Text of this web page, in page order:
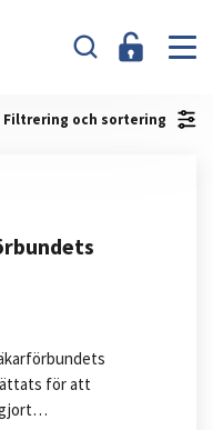
Filtrering och sortering
för att
gjort…